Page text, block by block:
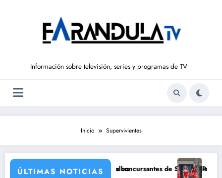
Información sobre televisión, series y programas de TV
Inicio Supervivientes
ÚLTIMAS NOTICIAS
grandes estrellas
posibles concursantes de Supervivientes All Stars 3
Prime Video estrenará el